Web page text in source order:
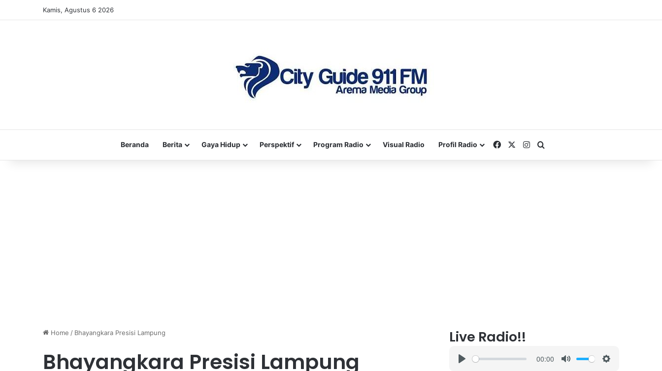
Kamis, Agustus 6 2026
Beranda Berita Gaya Hidup Perspektif Program Radio Visual Radio Profil Radio FacebookInstagram
Home / Bhayangkara Presisi Lampung
Bhayangkara Presisi Lampung
Live Radio!!
00:00